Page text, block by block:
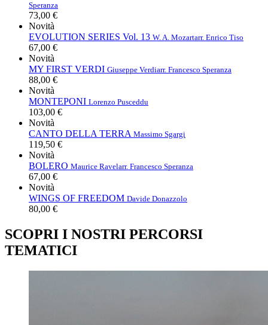
Speranza
73,00 €
Novità
EVOLUTION SERIES Vol. 13 W. A. Mozartarr. Enrico Tiso
67,00 €
Novità
MY FIRST VERDI Giuseppe Verdiarr. Francesco Speranza
88,00 €
Novità
MONTEPONI Lorenzo Pusceddu
103,00 €
Novità
CANTO DELLA TERRA Massimo Sgargi
119,50 €
Novità
BOLERO Maurice Ravelarr. Francesco Speranza
67,00 €
Novità
WINGS OF FREEDOM Davide Donazzolo
80,00 €
SCOPRI I NOSTRI PERCORSI
TEMATICI